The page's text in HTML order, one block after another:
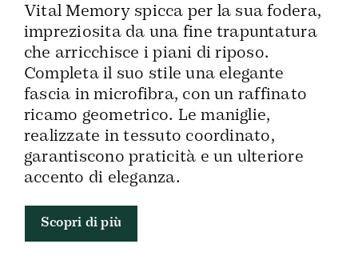
Vital Memory spicca per la sua fodera,
impreziosita da una fine trapuntatura
che arricchisce i piani di riposo.
Completa il suo stile una elegante
fascia in microfibra, con un raffinato
ricamo geometrico. Le maniglie,
realizzate in tessuto coordinato,
garantiscono praticità e un ulteriore
accento di eleganza.
Scopri di più